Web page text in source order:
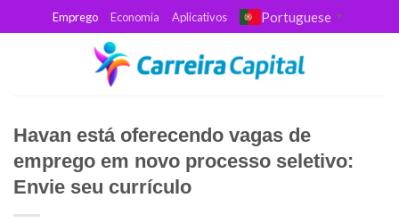
to
Emprego Economia Aplicativos Portuguese ▼
Havan está oferecendo vagas de
emprego em novo processo seletivo:
Envie seu currículo